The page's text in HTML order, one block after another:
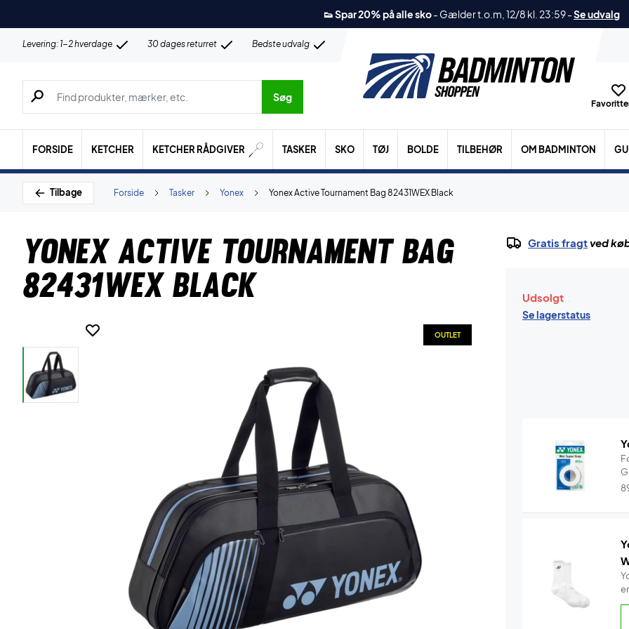
👟 Spar 20% på alle sko- Gælder t.o.m, 12/8 kl. 23:59-Se udvalg
Levering: 1-2 hverdage 30 dages returret Bedste udvalg
Søg efter produkter, mærker etc.
Søg
FORSIDE KETCHER KETCHER RÅDGIVER TASKER SKO TØJ BOLDE TILBEHØR OM BADMINTON
Tilbage Yonex Active Tournament Bag 82431WEX Black
Yonex
Tasker
Forside
Yonex Active Tournament Bag
82431WEX Black
OUTLET
Gratis fragtved
Udsolgt
Se lagerstatus